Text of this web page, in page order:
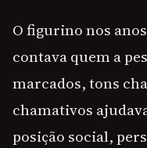
O figurino nos
contava quem a
marcados, tons
chamativos
posição social,